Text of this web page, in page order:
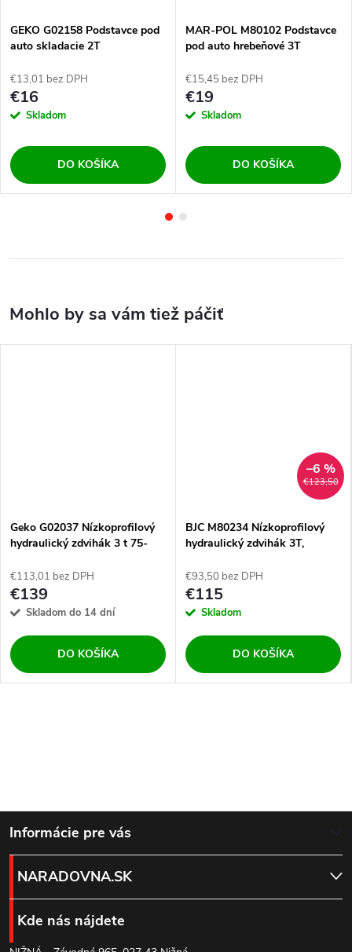
GEKO G02158 Podstavce pod
auto skladacie 2T
€13,01 bez DPH
€16
Skladom
DO KOŠÍKA
MAR-POL M80102 Podstavce
pod auto hrebeňové 3T
€15,45 bez DPH
€19
Skladom
DO KOŠÍKA
Geko G02037 Nízkoprofilový
hydraulický zdvihák 3 t 75-
€113,01 bez DPH
€139
Skladom do 14 dní
DO KOŠÍKA
€123,50
–6 %
BJC M80234 Nízkoprofilový
hydraulický zdvihák 3T,
€93,50 bez DPH
€115
Skladom
DO KOŠÍKA
Z
á
p
Informácie pre vás
NARADOVNA.SK
Kde nás nájdete